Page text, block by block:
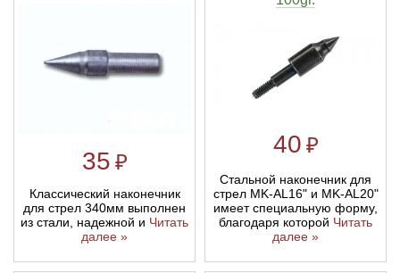
35 ₽
Классический наконечник
для стрел 340мм выполнен
из стали, надежной и Читать
далее »
40 ₽
Стальной наконечник для
стрел MK-AL16" и MK-AL20"
имеет специальную форму,
благодаря которой Читать
далее »
Натяжители для арбалетов
Ремни и петли
Тетива для лука, нити
Рукоятки для лука
Плечи для лука
Нагрудники
Инсерты для лучных стрел
Стрелы для арбалета
Стрелы для лука
Выниматели для стрел
Непальские кукри
Ножи тактические
Ножи танто
Топоры
Топорики-томагавки
Паста для полировки ножей